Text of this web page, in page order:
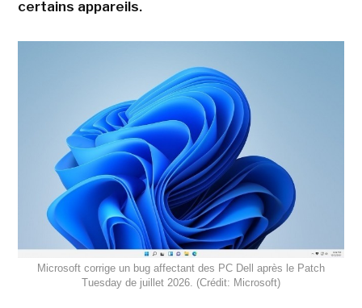
certains appareils.
Microsoft corrige un bug affectant des PC Dell après le Patch
Tuesday de juillet 2026. (Crédit: Microsoft)